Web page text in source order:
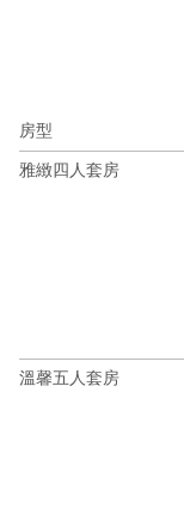
房型
雅緻四人套房
溫馨五人套房